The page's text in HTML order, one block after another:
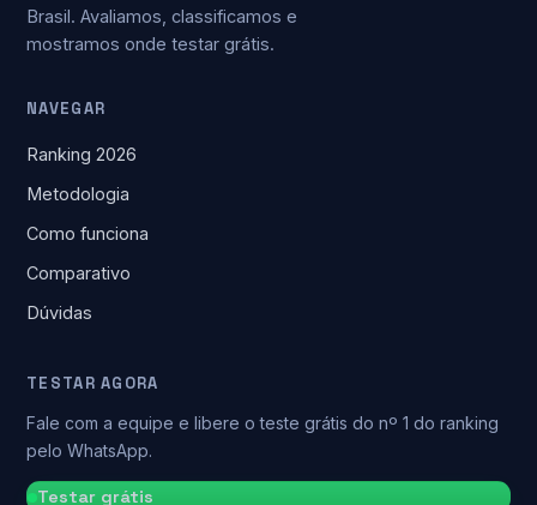
Brasil. Avaliamos, classificamos e
mostramos onde testar grátis.
NAVEGAR
Ranking 2026
Metodologia
Como funciona
Comparativo
Dúvidas
TESTAR AGORA
Fale com a equipe e libere o teste grátis do nº 1 do ranking
pelo WhatsApp.
Testar grátis